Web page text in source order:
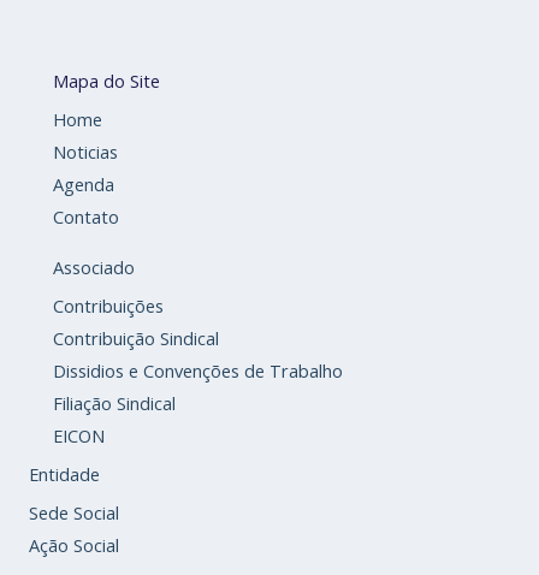
Mapa do Site
Home
Noticias
Agenda
Contato
Associado
Contribuições
Contribuição Sindical
Dissidios e Convenções de Trabalho
Filiação Sindical
EICON
Entidade
Sede Social
Ação Social